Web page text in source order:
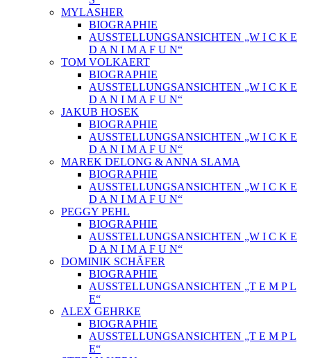
MYLASHER
BIOGRAPHIE
AUSSTELLUNGSANSICHTEN „W I C K E
D A N I M A F U N“
TOM VOLKAERT
BIOGRAPHIE
AUSSTELLUNGSANSICHTEN „W I C K E
D A N I M A F U N“
JAKUB HOSEK
BIOGRAPHIE
AUSSTELLUNGSANSICHTEN „W I C K E
D A N I M A F U N“
MAREK DELONG & ANNA SLAMA
BIOGRAPHIE
AUSSTELLUNGSANSICHTEN „W I C K E
D A N I M A F U N“
PEGGY PEHL
BIOGRAPHIE
AUSSTELLUNGSANSICHTEN „W I C K E
D A N I M A F U N“
DOMINIK SCHÄFER
BIOGRAPHIE
AUSSTELLUNGSANSICHTEN „T E M P L
E“
ALEX GEHRKE
BIOGRAPHIE
AUSSTELLUNGSANSICHTEN „T E M P L
E“